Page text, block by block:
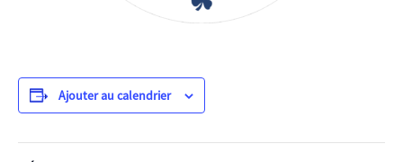
Ajouter au calendrier